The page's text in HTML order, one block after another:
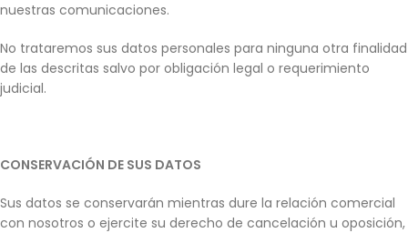
nuestras comunicaciones.
No trataremos sus datos personales para ninguna otra finalidad
de las descritas salvo por obligación legal o requerimiento
judicial.
CONSERVACIÓN DE SUS DATOS
Sus datos se conservarán mientras dure la relación comercial
con nosotros o ejercite su derecho de cancelación u oposición,